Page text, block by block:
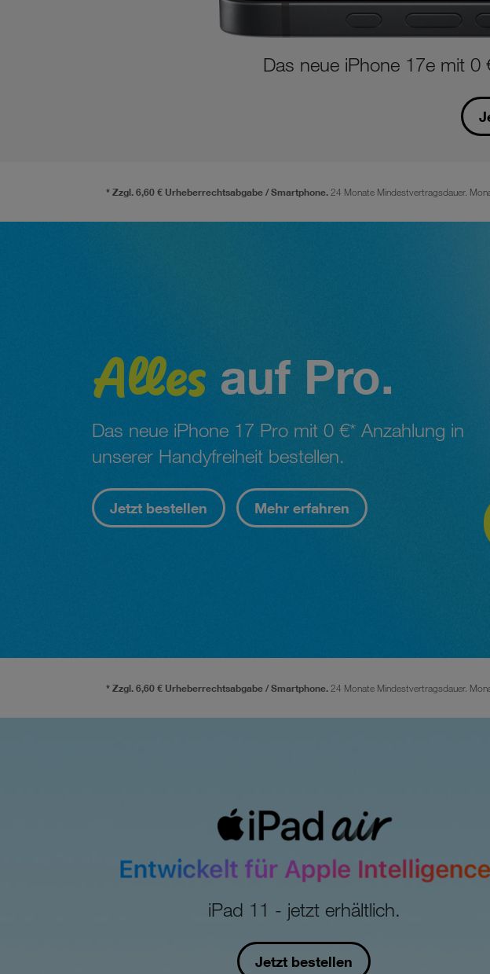
Das neue iPhone 17e mit 0
* Zzgl. 6,60 € Urheberrechtsabgabe / Smartphone.24 Monate Mindestvertragsdauer.
Alles auf Pro.
Das neue iPhone 17 Pro mit 0 €* Anzahlung in
unserer Handyfreiheit bestellen.
Jetzt bestellen Mehr erfahren
* Zzgl. 6,60 € Urheberrechtsabgabe / Smartphone.24 Monate Mindestvertragsdauer.
iPad 11 - jetzt erhältlich.
Jetzt bestellen